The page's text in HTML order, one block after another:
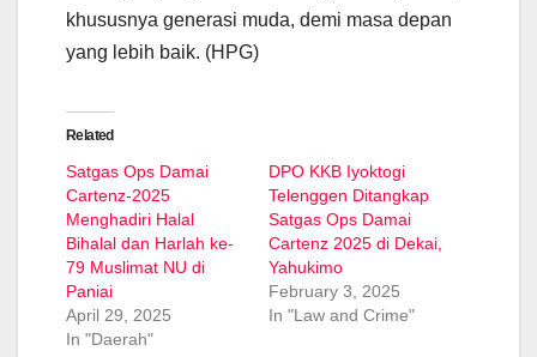
khususnya generasi muda, demi masa depan
yang lebih baik. (HPG)
Related
Satgas Ops Damai
Cartenz-2025
Menghadiri Halal
Bihalal dan Harlah ke-
79 Muslimat NU di
Paniai
April 29, 2025
In "Daerah"
DPO KKB Iyoktogi
Telenggen Ditangkap
Satgas Ops Damai
Cartenz 2025 di Dekai,
Yahukimo
February 3, 2025
In "Law and Crime"